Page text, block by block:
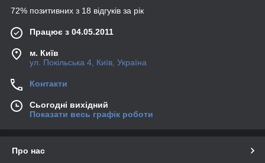
72% позитивних з 18 відгуків за рік
Працює з 04.05.2011
м. Київ
ул. Покільська 4, Київ, Україна
Контакти
Сьогодні вихідний
Показати весь графік роботи
Про нас